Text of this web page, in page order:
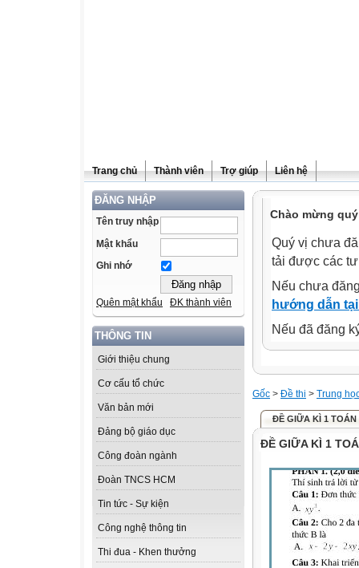
Trang chủ Thành viên Trợ giúp Liên hệ
ĐĂNG NHẬP
Tên truy nhập
Mật khẩu
Ghi nhớ
Quên mật khẩu ĐK thành viên
THÔNG TIN
Giới thiệu chung
Cơ cấu tổ chức
Văn bản mới
Đảng bộ giáo dục
Công đoàn ngành
Đoàn TNCS HCM
Tin tức - Sự kiện
Công nghệ thông tin
Thi đua - Khen thưởng
Chào mừng
Quý vị chưa
tải được các
Nếu chưa
hướng dẫn
Nếu đã đăng
Gốc > Đề thi > Trung
ĐỀ GIỮA KÌ 1 TOÁN
ĐỀ GIỮA KÌ 1